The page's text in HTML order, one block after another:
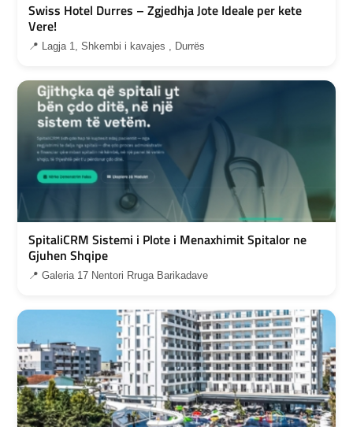
Swiss Hotel Durres – Zgjedhja Jote Ideale per kete
Vere!
📍 Lagja 1, Shkembi i kavajes , Durrës
SpitaliCRM Sistemi i Plote i Menaxhimit Spitalor ne
Gjuhen Shqipe
📍 Galeria 17 Nentori Rruga Barikadave